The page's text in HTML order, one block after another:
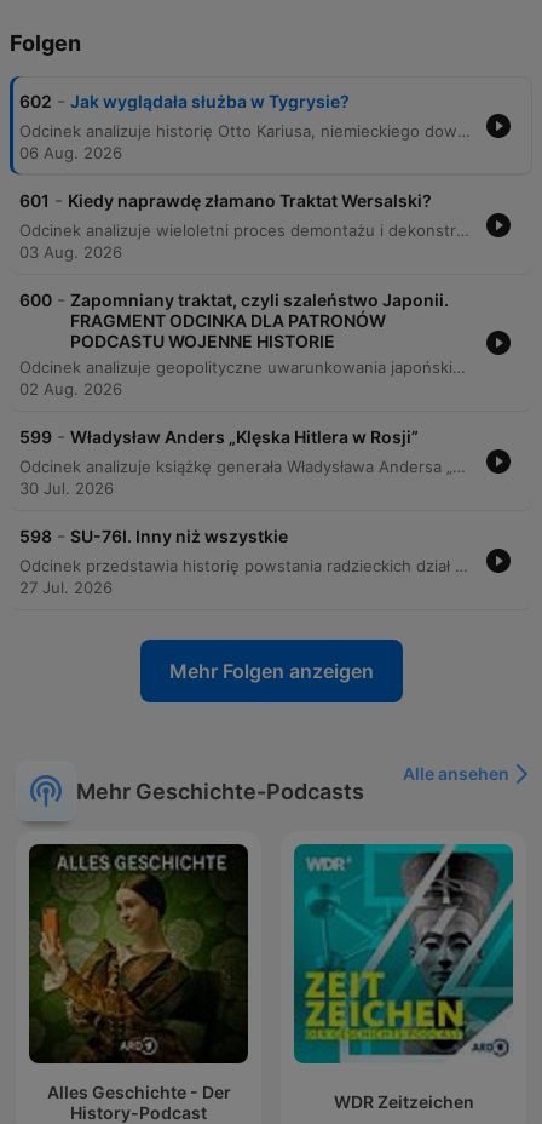
Folgen
602 - Jak wyglądała służba w Tygrysie?
Odcinek analizuje historię Otto Kariusa, niemieckiego dowódcy czołgów ciężkich typu Tiger, oraz weryfikuje wiarygodność jego wspomnień w kontekście rzeczywistości historycznej. Rozmówcy badają różnice między subiektywnymi odczuciami żołnierza a faktami dotyczącymi sukcesów bojowych i wyposażenia Armii Czerwonej. Program szczegółowo omawia techniczne aspekty służby w 502 Batalionie Czołgów Ciężkich, skupiając się na wyzwaniach logistycznych, trudnych warunkach terenowych oraz specyfice walk pancernych. Analizie poddano skuteczność Tygrysa, rolę współpracy różnych rodzajów broni oraz ekstremalne warunki życia i przetrwania załóg wewnątrz pojazdów.
06 Aug. 2026
601 - Kiedy naprawdę złamano Traktat Wersalski?
Odcinek analizuje wieloletni proces demontażu i dekonstrukcji traktatu wersalskiego, wskazując, że nie był to pojedynczy akt, lecz stopniowe łamanie kolejnych postanowień przez różne mocarstwa oraz Niemcy. Autor szczegółowo omawia aspekty polityczne, terytorialne i gospodarcze dokumentu, od kwestii Ligi Narodów i granic, po nierealne zapisy dotyczące reparacji i zbrojeń. Analiza pokazuje, jak błędy mocarstw zachodnich, brak udziału kluczowych potęg oraz kwestionowanie zapisów traktatu przyczyniły się do niestabilności międzynarodowej. Proces ten doprowadził ostatecznie do upadku ładu wersalskiego, zniszczenia postanowień rozbrojeniowych i destabilizacji bezpieczeństwa, co miało tragiczne skutki dla Europy oraz II Rzeczypospolitej.
03 Aug. 2026
600 - Zapomniany traktat, czyli szaleństwo Japonii.
FRAGMENT ODCINKA DLA PATRONÓW
PODCASTU WOJENNE HISTORIE
Odcinek analizuje geopolityczne uwarunkowania japońskiego ekspansjonizmu na początku XX wieku, koncentrując się na narastającym konflikcie interesów między Japonią, Chinami a mocarstwami zachodnimi, takimi jak USA i Wielka Brytania. Prelegent omawia proces wycofywania się brytyjskiego sojuszu z Japonią oraz strategiczne dążenia Japonii do dominacji w Chinach poprzez wykorzystanie osłabienia mocarstw europejskich podczas I wojny światowej. Analiza obejmuje działania militarne Japonii na półwyspie Shantung, zajęcie niemieckich kolonii oraz mechanizm japońskich żądań gospodarczych opartych na szantażu militarnym. Tekst wskazuje na ciągłość strategii japońskiej, łącząc wydarzenia z lat 1914-1915 z późniejszą agresją w trakcie II wojny światowej.
02 Aug. 2026
599 - Władysław Anders „Klęska Hitlera w Rosji”
Odcinek analizuje książkę generała Władysława Andersa „Klęska Hitlera w Rosji 1941-1945” oraz debatę historyczną dotyczącą przyczyn zwycięstwa Związku Radzieckiego i roli aliantów zachodnich. Autorzy badają wpływ powojennej propagandy niemieckich generałów na zniekształcenie obrazu II wojny światowej, podważając mity o doskonałości Wehrmachtu. Analiza skupia się na konfrontacji perspektywy Andersa z rzeczywistością logistyczną i gospodarczą. Argumentuje się, że porażka III Rzeszy nie wynikała jedynie z błędów strategicznych Hitlera, lecz przede wszystkim z braku zdolności przemysłowej Niemiec oraz kluczowego znaczenia potencjału gospodarczego USA i programu Lend-Lease.
30 Jul. 2026
598 - SU-76I. Inny niż wszystkie
Odcinek przedstawia historię powstania radzieckich dział samobieżnych na bazie niemieckich podwozi, ze szczególnym uwzględnieniem pojazdów SU-76i oraz SG-122. Autor wyjaśnia proces adaptacji zdobycznego sprzętu Panzer III przez radzieckie zakłady w celu wzmocnienia potencjału Armii Czerwonej w krytycznym okresie wojny. Szczegółowo opisano proces powstawania SU-76i jako improwizowanej konstrukcji opartej na zdobycznych czołgach Panzer III. Tekst omawia techniczne aspekty produkcji w zakładach nr 37, trudności z obsługą niemieckiej techniki przez radzieckie załogi oraz krótkotrwałe użycie tego pojazdu typu ersatz podczas kampanii 1943 roku.
27 Jul. 2026
Mehr Folgen anzeigen
Mehr Geschichte-Podcasts
Alle ansehen
Alles Geschichte - Der
History-Podcast
WDR Zeitzeichen